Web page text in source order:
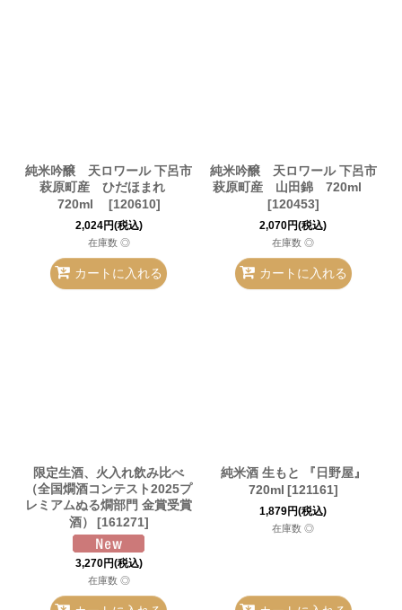
純米吟醸 天ロワール 下呂市
萩原町産 ひだほまれ
720ml
[120610]
2,024円(税込)
在庫数 ◎
カートに入れる
純米吟醸 天ロワール 下呂市
萩原町産 山田錦 720ml
[120453]
2,070円(税込)
在庫数 ◎
カートに入れる
限定生酒、火入れ飲み比べ
（全国燗酒コンテスト2025プ
レミアムぬる燗部門 金賞受賞
酒）
[161271]
3,270円(税込)
在庫数 ◎
純米酒 生もと 『日野屋』
720ml [121161]
1,879円(税込)
在庫数 ◎